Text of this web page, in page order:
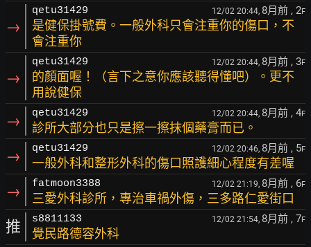
→
qetu31429 12/02 20:44, 8月前 , 2F
是健保掛號費。一般外科只會注重你的傷口，不
會注重你
→
qetu31429 12/02 20:44, 8月前 , 3F
的顏面喔！（言下之意你應該聽得懂吧）。更不
用說健保
→ qetu31429 12/02 20:44, 8月前 , 4F
診所大部分也只是擦一擦抹個藥膏而已。
→ qetu31429 12/02 20:46, 8月前 , 5F
一般外科和整形外科的傷口照護細心程度有差喔
→ fatmoon3388 12/02 21:19, 8月前 , 6F
三愛外科診所，專治車禍外傷，三多路仁愛街口
推 s8811133 12/02 21:54, 8月前 , 7F
覺民路德容外科